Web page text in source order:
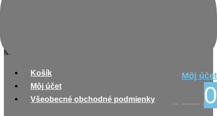
Môj účet
0
Menu
Košík
Môj účet
Všeobecné obchodné podmienky